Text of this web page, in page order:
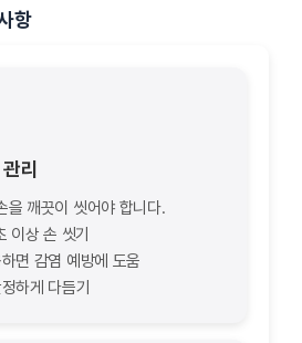
항
리
을 깨끗이 씻어야 합니다.
이상 손 씻기
면 감염 예방에 도움
하게 다듬기